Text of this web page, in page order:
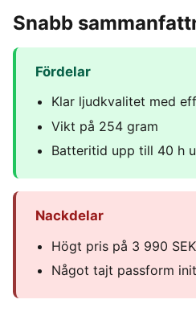
Snabb
Fördelar
Klar ljudkvalitet med
Vikt på 254 gram
Batteritid upp till 40 h
Nackdelar
Högt pris på 3 990 SEK
Något tajt passform